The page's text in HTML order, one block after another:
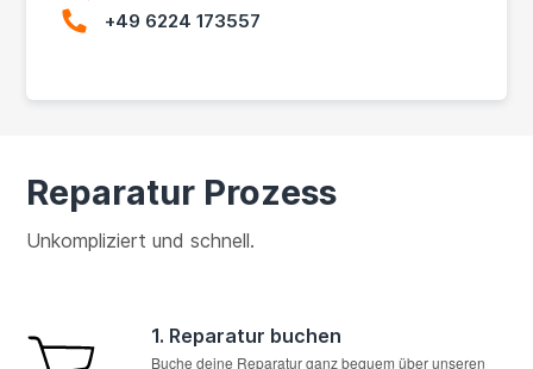
+49 6224 173557
Reparatur Prozess
Unkompliziert und schnell.
1. Reparatur buchen
Buche deine Reparatur ganz bequem über unseren